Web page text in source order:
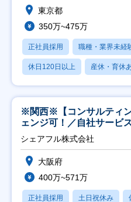
東京都
350万~475万
正社員採用 職種・業界未経
休日120日以上 産休・育休
※関西※【コンサルティ
ェンジ可！／自社サービ
シェアフル株式会社
大阪府
400万~571万
正社員採用 土日祝休み